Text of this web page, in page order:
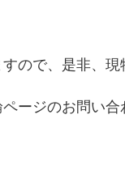
ので、是非、現
ージのお問い